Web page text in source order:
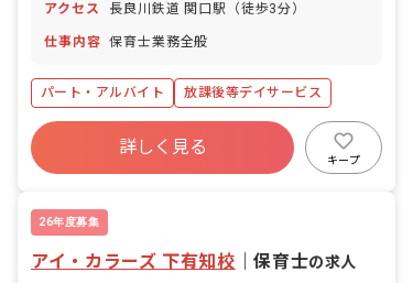
アクセス 長良川鉄道 関口駅（徒歩3分）
仕事内容 保育士業務全般
パート・アルバイト 放課後等デイサービス
詳しく見る
キープ
26年度募集
アイ・カラーズ 下有知校 ｜保育士の求人